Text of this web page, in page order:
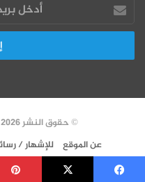
بريدك
الإلكتروني
© حقوق النشر 2026، جميع الحقوق محفوظة
عن الموقع
للإشهار /
سياسة